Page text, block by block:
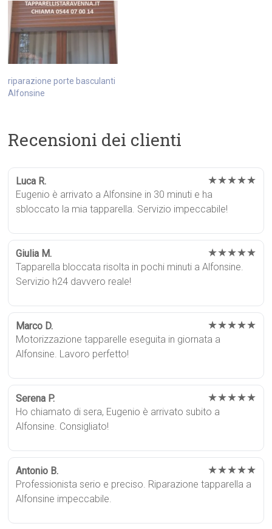
riparazione porte basculanti
Alfonsine
Recensioni dei clienti
Luca R. ★★★★★
Eugenio è arrivato a Alfonsine in 30 minuti e ha
sbloccato la mia tapparella. Servizio impeccabile!
Giulia M. ★★★★★
Tapparella bloccata risolta in pochi minuti a Alfonsine.
Servizio h24 davvero reale!
Marco D. ★★★★★
Motorizzazione tapparelle eseguita in giornata a
Alfonsine. Lavoro perfetto!
Serena P. ★★★★★
Ho chiamato di sera, Eugenio è arrivato subito a
Alfonsine. Consigliato!
Antonio B. ★★★★★
Professionista serio e preciso. Riparazione tapparella a
Alfonsine impeccabile.